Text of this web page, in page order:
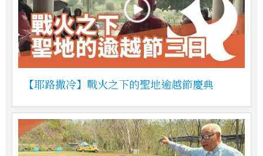
【耶路撒冷】戰火之下的聖地逾越節慶典